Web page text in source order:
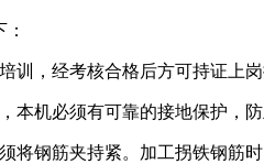
训，经考核合格后方可持证上岗
本机必须有可靠的接地保护，
将钢筋夹持紧。加工拐铁钢筋